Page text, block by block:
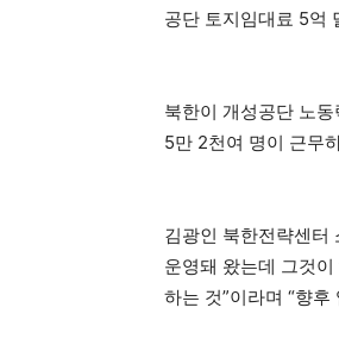
공단 토지임대료 5억
북한이 개성공단 노
5만 2천여 명이 근무
김광인 북한전략센터
운영돼 왔는데 그것
하는 것”이라며 “향